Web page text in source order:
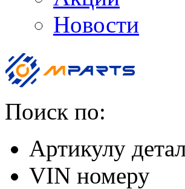
Новости
Поиск по:
Артикулу
VIN номеру